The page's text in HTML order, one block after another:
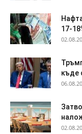
17-
къде